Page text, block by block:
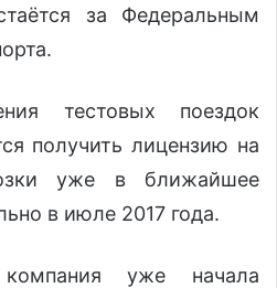
за Федеральным
тестовых поездок
получить лицензию на
уже в ближайшее
в июле 2017 года.
уже начала